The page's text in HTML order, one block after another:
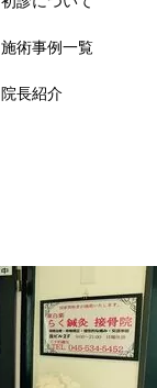
施術事例一覧
院長紹介